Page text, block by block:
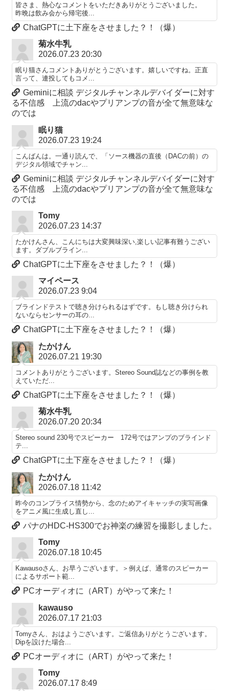
皆さま、熱心なコメントをいただきありがとうございました。
昨晩は飲み会から帰宅後...
ChatGPTに土下座をさせました？！（爆）
菊水牛乳
2026.07.23 20:30
眠り猫さんコメントありがとうございます。嬉しいですね。正直
言って、連投してもコメ...
Geminiに相談 デジタルチャンネルデバイダーに対す
る不信感 上流のdacやプリアンプの音が全て無意味な
のでは
眠り猫
2026.07.23 19:24
こんばんは。一通り読んで、「ソース機器の直後（DACの前）の
デジタル領域でチャン...
Geminiに相談 デジタルチャンネルデバイダーに対す
る不信感 上流のdacやプリアンプの音が全て無意味な
のでは
Tomy
2026.07.23 14:37
たかけんさん、こんにちは大変興味深い,楽しい記事有難うござい
ます。ダブルブライン...
ChatGPTに土下座をさせました？！（爆）
マイペース
2026.07.23 9:04
ブラインドテストで聴き分けられるはずです。もし聴き分けられ
ないならセンサーの耳の...
ChatGPTに土下座をさせました？！（爆）
たかけん
2026.07.21 19:30
コメントありがとうございます。Stereo Sound誌などの事例を教
えていただ...
ChatGPTに土下座をさせました？！（爆）
菊水牛乳
2026.07.20 20:34
Stereo sound 230号でスピーカー 172号ではアンプのブラインド
テ...
ChatGPTに土下座をさせました？！（爆）
たかけん
2026.07.18 11:42
昨今のコンプライス情勢から、念のためアイキャッチの実写画像
をアニメ風に生成し直し...
パナのHDC-HS300でお神楽の練習を撮影しました。
Tomy
2026.07.18 10:45
Kawausoさん、お早うございます。＞例えば、通常のスピーカー
によるサポート範...
PCオーディオに（ART）がやって来た！
kawauso
2026.07.17 21:03
Tomyさん、おはようございます。ご返信ありがとうございます。
Dipを設けた場合...
PCオーディオに（ART）がやって来た！
Tomy
2026.07.17 8:49